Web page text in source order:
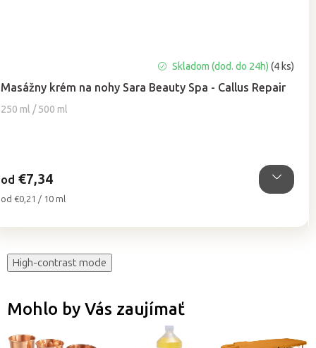
Masážny krém na nohy Sara Beauty Spa - Callus Repair
250 ml / 500 ml
hodnotenie
produktu
je
Skladom (dod. do 24h)(4 ks)
od €7,34
Jednotková
od €0,21 / 10 ml
High-contrast mode
Mohlo by Vás zaujímať